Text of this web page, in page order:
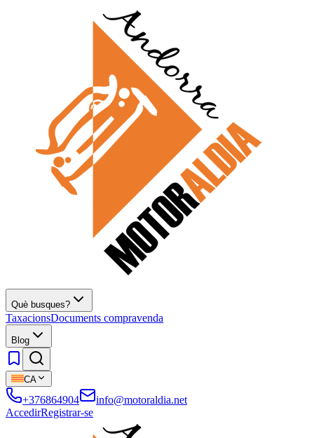
Què busques?
TaxacionsDocuments compravenda
Blog
CA
+376864904
info@motoraldia.net
AccedirRegistrar-se